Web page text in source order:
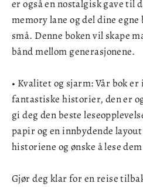
er også en nostalgisk gave til
memory lane og del dine
små. Denne boken vil skape
bånd mellom generasjonene.
• Kvalitet og sjarm: Vår bok
fantastiske historier, den er
gi deg den beste
papir og en innbydende
historiene og ønske å lese
Gjør deg klar for en reise